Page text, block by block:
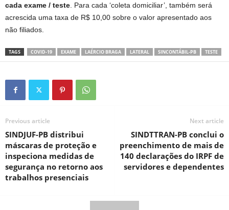
cada exame / teste . Para cada ‘coleta domiciliar’, também será
acrescida uma taxa de R$ 10,00 sobre o valor apresentado aos
não filiados.
TAGS COVID-19 EXAME LAÉRCIO BRAGA LATERAL SINCONTÁBIL-PB TESTE
Previous article
SINDJUF-PB distribui
máscaras de proteção e
inspeciona medidas de
segurança no retorno aos
trabalhos presenciais
Next article
SINDTTRAN-PB conclui o
preenchimento de mais de
140 declarações do IRPF de
servidores e dependentes